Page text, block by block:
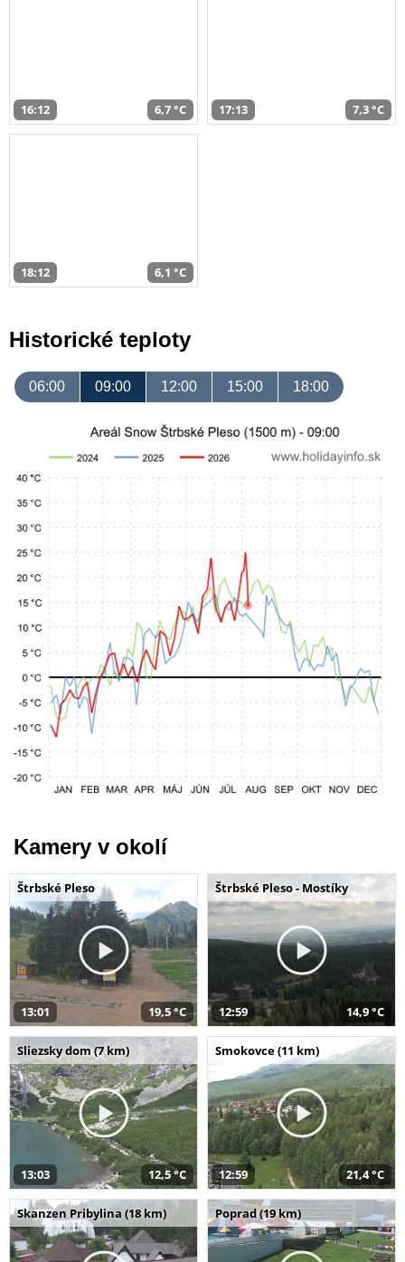
16:12 6,7 °C 17:13 7,3 °C
18:12 6,1 °C
Historické teploty
06:00 09:00 12:00 15:00 18:00
Kamery v okolí
Štrbské Pleso
13:01 19,5 °C
Štrbské Pleso - Mostíky
12:59 14,9 °C
Sliezsky dom (7 km)
13:03 12,5 °C
Smokovce (11 km)
12:59 21,4 °C
Skanzen Pribylina (18 km) Poprad (19 km)